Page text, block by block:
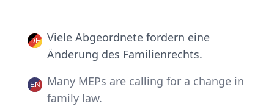
Viele Abgeordnete fordern eine
Änderung des Familienrechts.
Many MEPs are calling for a change in
family law.